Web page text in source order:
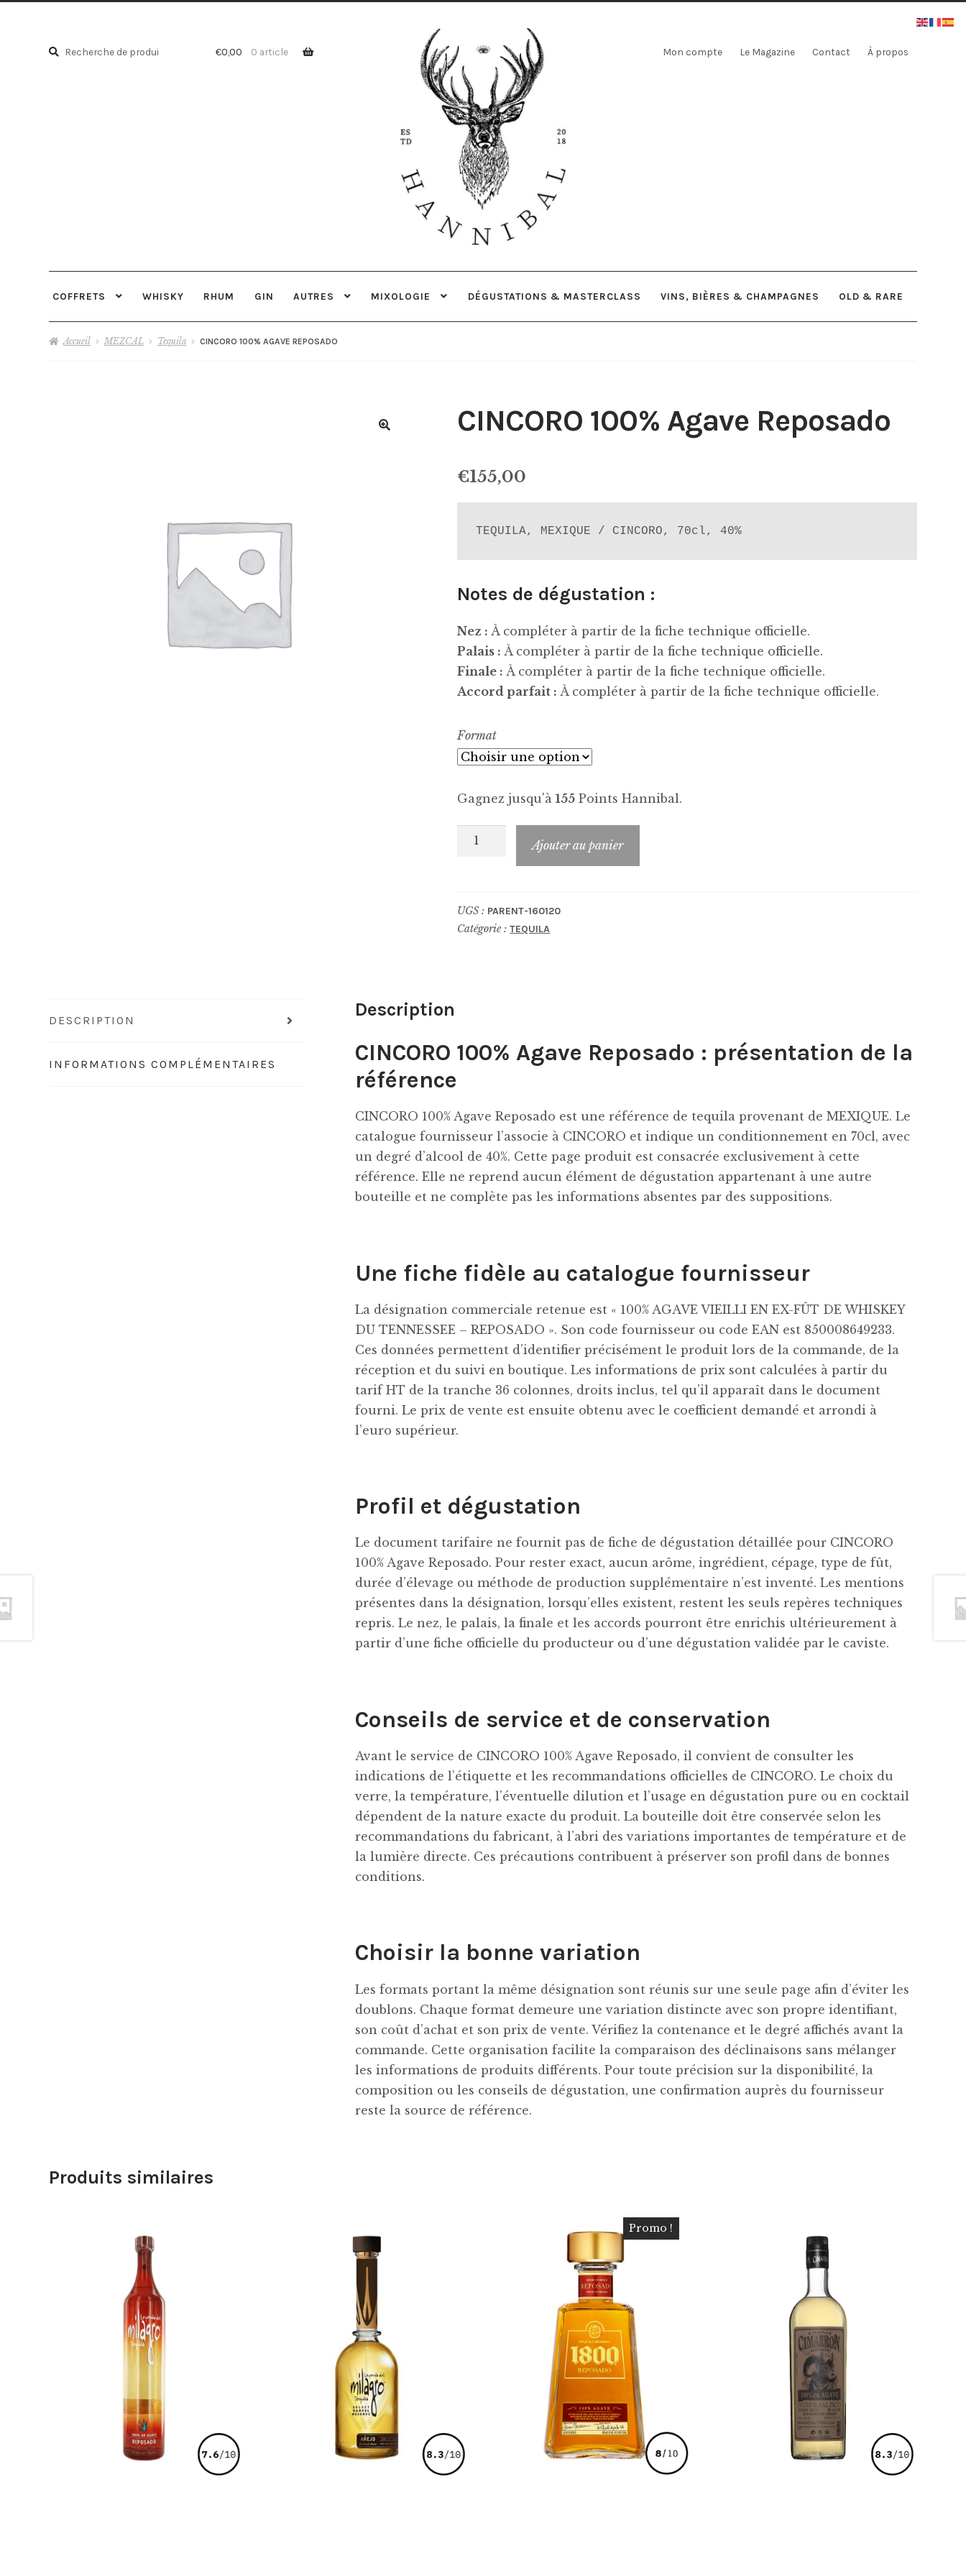
Recherche
Recherche
€0,00 0 article Mon compte Le Magazine Contact À propos
COFFRETS WHISKY RHUM GIN AUTRES MIXOLOGIE DÉGUSTATIONS & MASTERCLASS VINS, BIÈRES & CHAMPAGNES OLD & RARE
Accueil MEZCAL Tequila CINCORO 100% AGAVE REPOSADO
CINCORO 100% Agave Reposado
€155,00
TEQUILA, MEXIQUE / CINCORO, 70cl, 40%
Notes de dégustation :
Nez : À compléter à partir de la fiche technique officielle.
Palais : À compléter à partir de la fiche technique officielle.
Finale : À compléter à partir de la fiche technique officielle.
Accord parfait : À compléter à partir de la fiche technique officielle.
Format
Gagnez jusqu'à155 Points Hannibal.
quantité
Agave
Reposado
Ajouter au panier
UGS : PARENT-160120
Catégorie :TEQUILA
DESCRIPTION
INFORMATIONS COMPLÉMENTAIRES
Description
CINCORO 100% Agave Reposado : présentation de la
référence
CINCORO 100% Agave Reposado est une référence de tequila provenant de MEXIQUE. Le
catalogue fournisseur l’associe à CINCORO et indique un conditionnement en 70cl, avec
un degré d’alcool de 40%. Cette page produit est consacrée exclusivement à cette
référence. Elle ne reprend aucun élément de dégustation appartenant à une autre
bouteille et ne complète pas les informations absentes par des suppositions.
Une fiche fidèle au catalogue fournisseur
La désignation commerciale retenue est « 100% AGAVE VIEILLI EN EX-FÛT DE WHISKEY
DU TENNESSEE – REPOSADO ». Son code fournisseur ou code EAN est 850008649233.
Ces données permettent d’identifier précisément le produit lors de la commande, de la
réception et du suivi en boutique. Les informations de prix sont calculées à partir du
tarif HT de la tranche 36 colonnes, droits inclus, tel qu’il apparaît dans le document
fourni. Le prix de vente est ensuite obtenu avec le coefficient demandé et arrondi à
l’euro supérieur.
Profil et dégustation
Le document tarifaire ne fournit pas de fiche de dégustation détaillée pour CINCORO
100% Agave Reposado. Pour rester exact, aucun arôme, ingrédient, cépage, type de fût,
durée d’élevage ou méthode de production supplémentaire n’est inventé. Les mentions
présentes dans la désignation, lorsqu’elles existent, restent les seuls repères techniques
repris. Le nez, le palais, la finale et les accords pourront être enrichis ultérieurement à
partir d’une fiche officielle du producteur ou d’une dégustation validée par le caviste.
Conseils de service et de conservation
Avant le service de CINCORO 100% Agave Reposado, il convient de consulter les
indications de l’étiquette et les recommandations officielles de CINCORO. Le choix du
verre, la température, l’éventuelle dilution et l’usage en dégustation pure ou en cocktail
dépendent de la nature exacte du produit. La bouteille doit être conservée selon les
recommandations du fabricant, à l’abri des variations importantes de température et de
la lumière directe. Ces précautions contribuent à préserver son profil dans de bonnes
conditions.
Choisir la bonne variation
Les formats portant la même désignation sont réunis sur une seule page afin d’éviter les
doublons. Chaque format demeure une variation distincte avec son propre identifiant,
son coût d’achat et son prix de vente. Vérifiez la contenance et le degré affichés avant la
commande. Cette organisation facilite la comparaison des déclinaisons sans mélanger
les informations de produits différents. Pour toute précision sur la disponibilité, la
composition ou les conseils de dégustation, une confirmation auprès du fournisseur
reste la source de référence.
Produits similaires
€45,00 €105,00 €45,00 €0,00
Promo !
€45,00